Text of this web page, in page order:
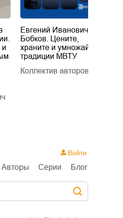
и
Евгений Иванович
Бобков. Цените,
храните и умножайте
традиции МВТУ
Коллектив авторов
Авторы Серии Блог
Войти